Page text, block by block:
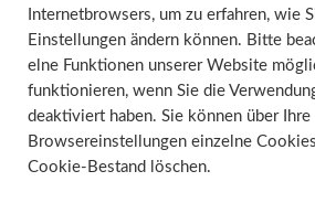
Internetbrowsers, um zu erfahren, wie
Einstellungen ändern können. Bitte
elne Funktionen unserer Website
funktionieren, wenn Sie die
deaktiviert haben. Sie können über Ihre
Browsereinstellungen einzelne
Cookie-Bestand löschen.